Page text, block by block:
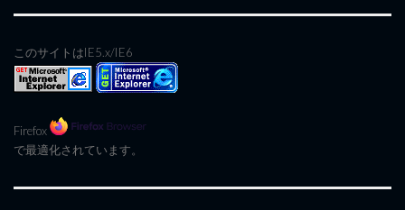
このサイトはIE5.x/IE6
Firefox
で最適化されています。